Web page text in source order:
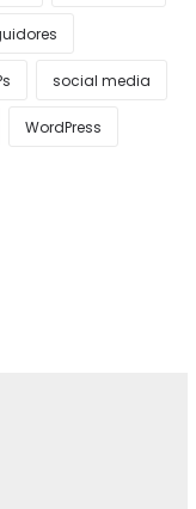
social media
WordPress